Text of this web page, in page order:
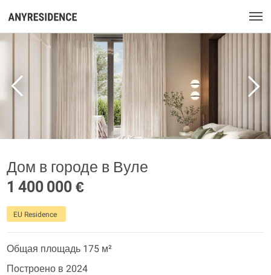
Дом в городе в Вуле
1 400 000 €
EU Residence
Общая площадь 175 м²
Построено в 2024